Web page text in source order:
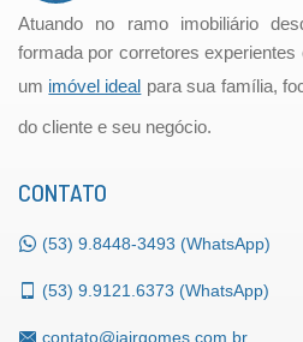
Atuando no ramo imobiliário
formada por corretores
um imóvel ideal para sua família,
do cliente e seu negócio.
CONTATO
(53) 9.8448-3493 (WhatsApp)
(53) 9.9121.6373 (WhatsApp)
contato@jairgomes.com.br